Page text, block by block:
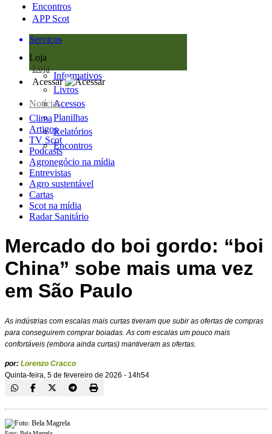
Encontros
APP Scot
Serviços
Loja
Loja
Informativos
Livros
Acessos
Planilhas
Relatórios
Encontros
Acessar
Notícias
Clima
Artigos
TV Scot
Podcasts
Agronegócio na mídia
Entrevistas
Agro sustentável
Cartas
Scot na mídia
Radar Sanitário
Mercado do boi gordo: “boi
China” sobe mais uma vez
em São Paulo
As indústrias com escalas mais curtas tiveram que subir as ofertas de compras
para conseguirem comprar boiadas. As com escalas um pouco mais
confortáveis (embora ainda curtas) mantiveram as ofertas.
por: Lorenzo Cracco
Quinta-feira, 5 de fevereiro de 2026 - 14h54